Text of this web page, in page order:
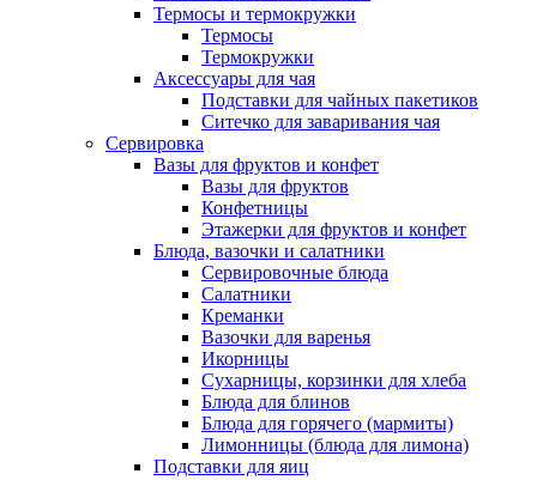
Термосы и термокружки
Термосы
Термокружки
Аксессуары для чая
Подставки для чайных пакетиков
Ситечко для заваривания чая
Сервировка
Вазы для фруктов и конфет
Вазы для фруктов
Конфетницы
Этажерки для фруктов и конфет
Блюда, вазочки и салатники
Сервировочные блюда
Салатники
Креманки
Вазочки для варенья
Икорницы
Сухарницы, корзинки для хлеба
Блюда для блинов
Блюда для горячего (мармиты)
Лимонницы (блюда для лимона)
Подставки для яиц